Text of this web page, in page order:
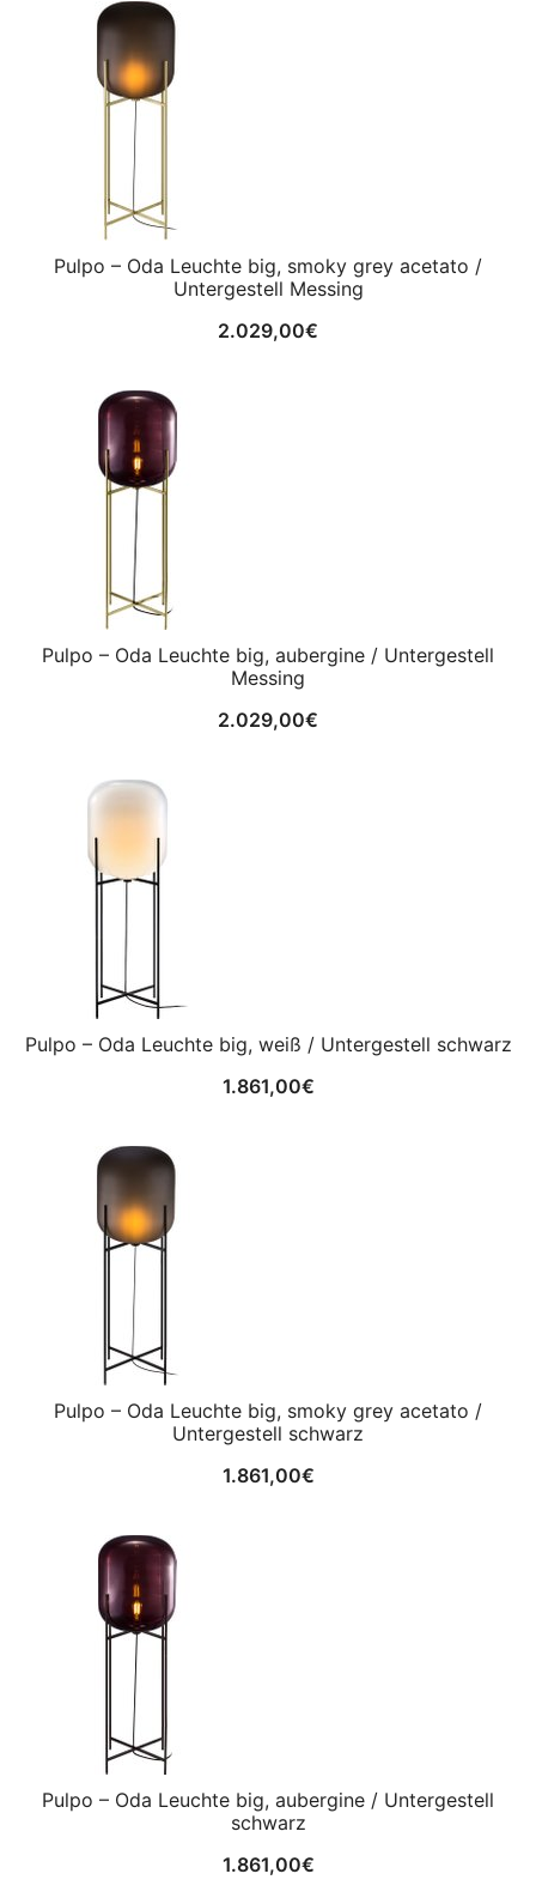
Pulpo – Oda Leuchte big, smoky grey acetato /
Untergestell Messing
2.029,00€
Pulpo – Oda Leuchte big, aubergine / Untergestell
Messing
2.029,00€
Pulpo – Oda Leuchte big, weiß / Untergestell schwarz
1.861,00€
Pulpo – Oda Leuchte big, smoky grey acetato /
Untergestell schwarz
1.861,00€
Pulpo – Oda Leuchte big, aubergine / Untergestell
schwarz
1.861,00€